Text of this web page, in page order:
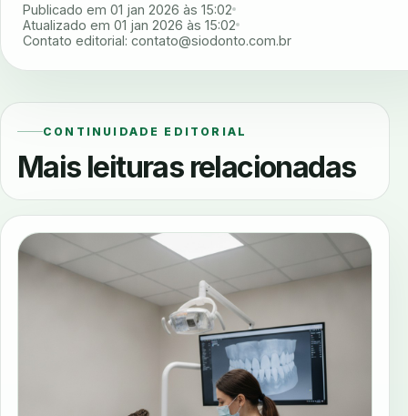
Publicado em 01 jan 2026 às 15:02
Atualizado em 01 jan 2026 às 15:02
Contato editorial: contato@siodonto.com.br
CONTINUIDADE EDITORIAL
Mais leituras relacionadas